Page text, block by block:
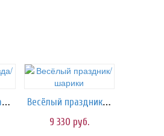
Бирюзовая звезда/шары Весёлый праздник/шарики
9 330 руб.